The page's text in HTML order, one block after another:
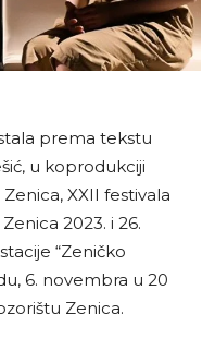
prema tekstu
u koprodukciji
XXII festivala
2023. i 26.
“Zeničko
6. novembra u 20
Zenica.